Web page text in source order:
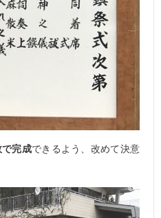
完成できるよう、改めて決意